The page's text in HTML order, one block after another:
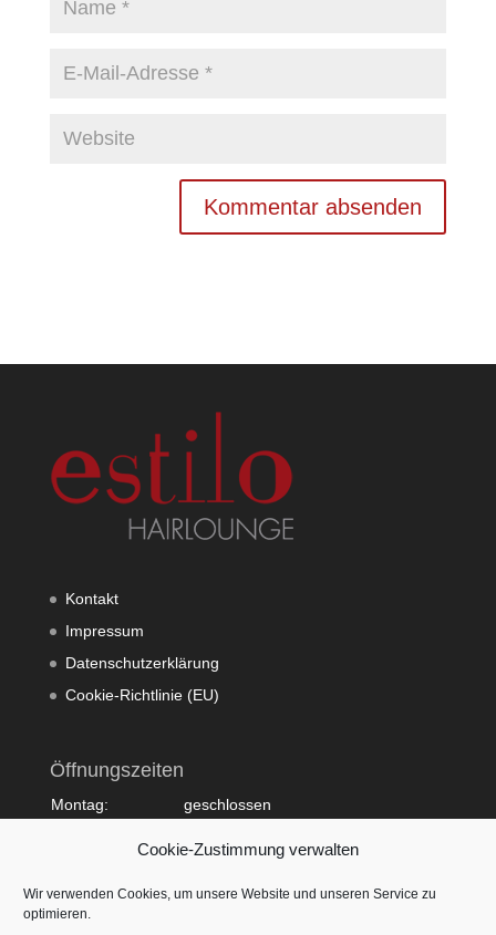
Cookie-Zustimmung verwalten
Wir verwenden Cookies, um unsere Website und unseren Service zu
optimieren.
Kontakt
Impressum
Datenschutzerklärung
Cookie-Richtlinie (EU)
Öffnungszeiten
Montag:
geschlossen
09:00 - 18:00
Freitag: